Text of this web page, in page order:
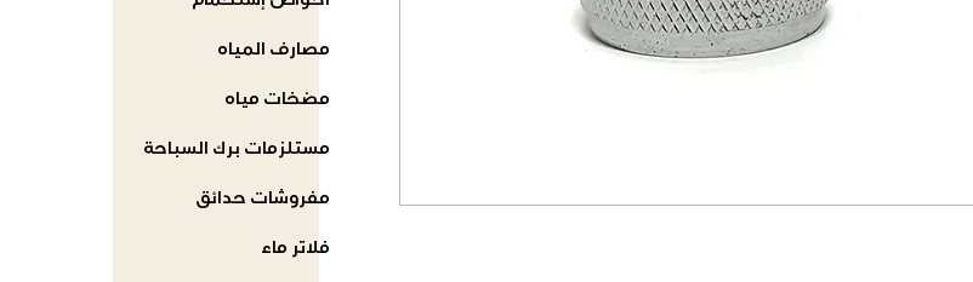
مصارف المياه
مضخات مياه
مستلزمات برك السباحة
مفروشات حدائق
فلاتر ماء